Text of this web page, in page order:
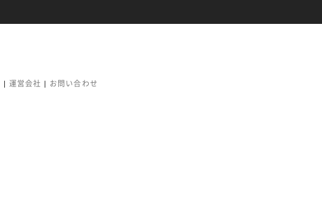
運営会社
お問い合わせ